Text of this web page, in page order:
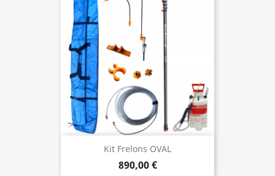
Kit Frelons OVAL
890,00 €